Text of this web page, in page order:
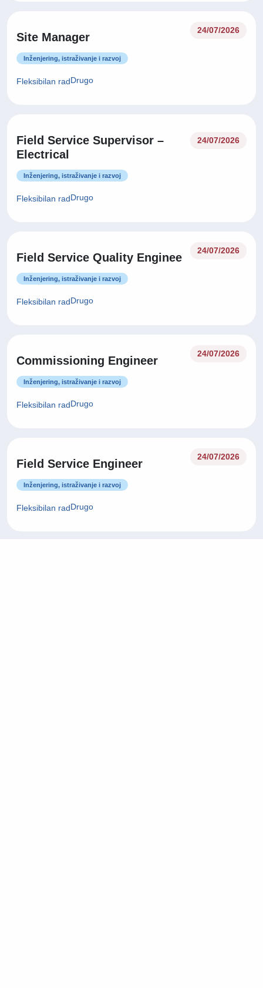
Site Manager
24/07/2026
Inženjering, istraživanje i razvoj
Fleksibilan radDrugo
Field Service Supervisor –
Electrical
24/07/2026
Inženjering, istraživanje i razvoj
Fleksibilan radDrugo
Field Service Quality Enginee
24/07/2026
Inženjering, istraživanje i razvoj
Fleksibilan radDrugo
Commissioning Engineer
24/07/2026
Inženjering, istraživanje i razvoj
Fleksibilan radDrugo
Field Service Engineer
24/07/2026
Inženjering, istraživanje i razvoj
Fleksibilan radDrugo